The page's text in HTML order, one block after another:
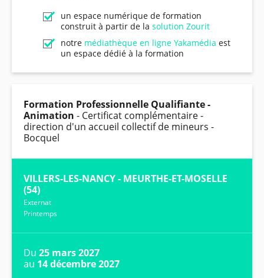
un espace numérique de formation
construit à partir de la solution Zourit
notre médiathèque en ligne Yakamédia est
un espace dédié à la formation
Formation Professionnelle Qualifiante -
Animation - Certificat complémentaire -
direction d'un accueil collectif de mineurs -
Bocquel
VILLERS-LES-NANCY - MEURTHE-ET-MOSELLE
(54)
Externat
Printemps
Du 25 mars 2027
au 14 décembre 2027